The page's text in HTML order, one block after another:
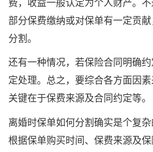
费，收益一般认定为个人财产。
部分保费缴纳或对保单有一定贡
分割。
还有一种情况，若保险合同明确
定处理。总之，要综合各方面因素
关键在于保费来源及合同约定等。
离婚时保单如何分割确实是个复
根据保单购买时间、保费来源及